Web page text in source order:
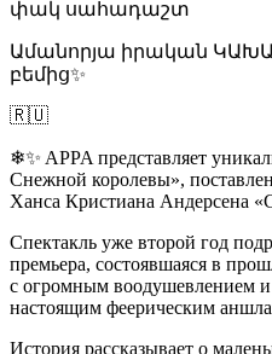
փակ սահադաշտ
Ամանորյա իրական
բեմից✨
🇷🇺
❄✨ APPA представляет
Снежной королевы»,
Ханса Кристиана Андерсена
Спектакль уже второй год
премьера, состоявшаяся в
с огромным воодушевлением и
настоящим феерическим
История рассказывает о